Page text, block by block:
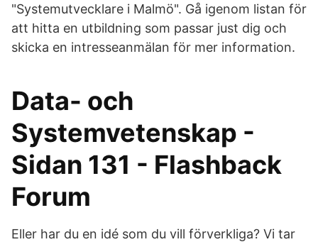
"Systemutvecklare i Malmö". Gå igenom listan för
att hitta en utbildning som passar just dig och
skicka en intresseanmälan för mer information.
Data- och
Systemvetenskap -
Sidan 131 - Flashback
Forum
Eller har du en idé som du vill förverkliga? Vi tar